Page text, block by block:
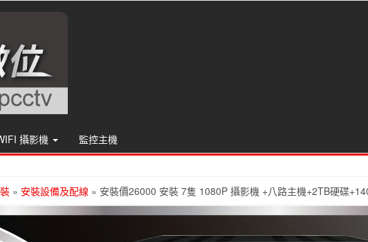
攝影機 監控主機
» 安裝設備及配線 » 安裝價26000 安裝 7隻 1080P 攝影機 +八路主機+2TB硬碟